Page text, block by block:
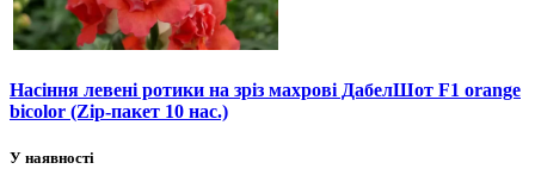
Насіння левені ротики на зріз махрові ДабелШот F1 orange
bicolor (Zip-пакет 10 нас.)
У наявності